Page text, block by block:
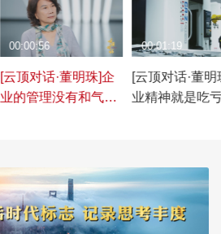
[云顶对话·董明珠]企
业的管理没有和气二
00:00:56
[云顶对话·董明
业精神就是吃
00:01:19